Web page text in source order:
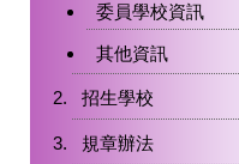
委員學校資訊
其他資訊
招生學校
規章辦法